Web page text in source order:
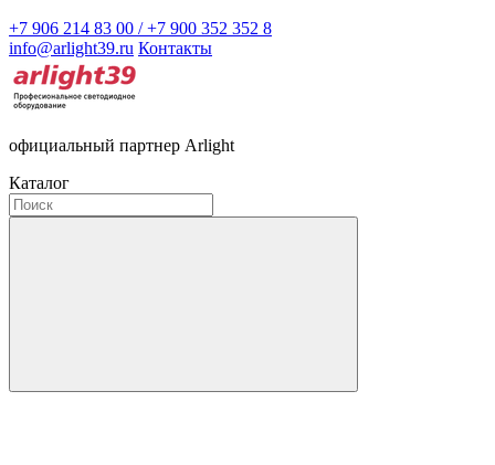
+7 906 214 83 00 / +7 900 352 352 8
info@arlight39.ru Контакты
официальный партнер Arlight
Каталог